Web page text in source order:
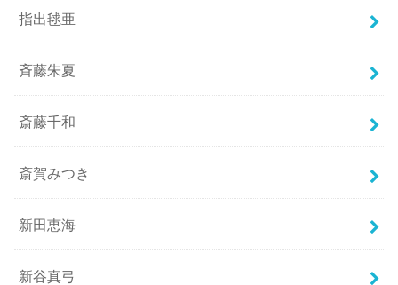
指出毬亜
斉藤朱夏
斎藤千和
斎賀みつき
新田恵海
新谷真弓